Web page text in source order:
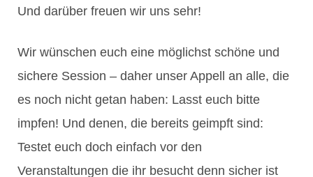
Und darüber freuen wir uns sehr!
Wir wünschen euch eine möglichst schöne und
sichere Session – daher unser Appell an alle, die
es noch nicht getan haben: Lasst euch bitte
impfen! Und denen, die bereits geimpft sind:
Testet euch doch einfach vor den
Veranstaltungen die ihr besucht denn sicher ist